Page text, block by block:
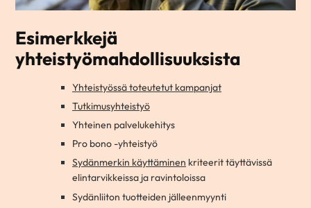
Esimerkkejä
yhteistyömahdollisuuksista
Yhteistyössä toteutetut kampanjat
Tutkimusyhteistyö
Yhteinen palvelukehitys
Pro bono -yhteistyö
Sydänmerkin käyttäminen kriteerit täyttävissä
elintarvikkeissa ja ravintoloissa
Sydänliiton tuotteiden jälleenmyynti